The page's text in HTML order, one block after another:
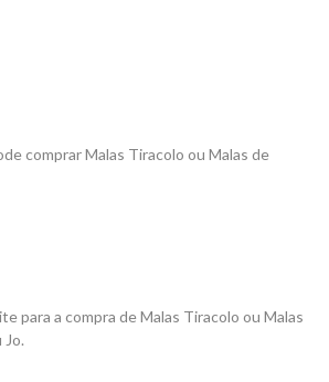
comprar Malas Tiracolo ou Malas de
para a compra de Malas Tiracolo ou Malas
Jo.